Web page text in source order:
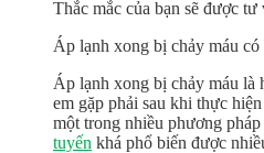
Thắc mắc của bạn sẽ được
Áp lạnh xong bị chảy máu có
Áp lạnh xong bị chảy máu là
em gặp phải sau khi thực
một trong nhiều phương
tuyến khá phổ biến được